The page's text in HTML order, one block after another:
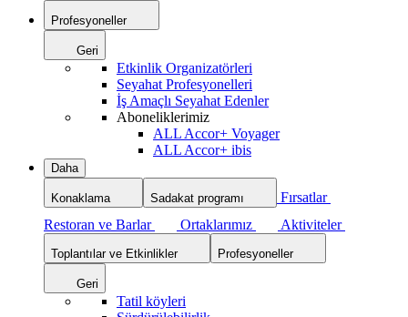
Profesyoneller
Geri
Etkinlik Organizatörleri
Seyahat Profesyonelleri
İş Amaçlı Seyahat Edenler
Aboneliklerimiz
ALL Accor+ Voyager
ALL Accor+ ibis
Daha
Konaklama Sadakat programı
Fırsatlar
Restoran ve Barlar
Ortaklarımız Aktiviteler
Toplantılar ve Etkinlikler Profesyoneller
Geri
Tatil köyleri